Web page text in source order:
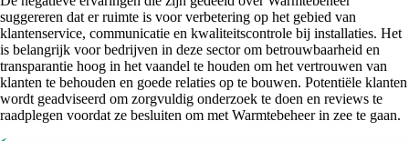
suggereren dat er ruimte is voor verbetering op het gebied van
klantenservice, communicatie en kwaliteitscontrole bij installaties. Het
is belangrijk voor bedrijven in deze sector om betrouwbaarheid en
transparantie hoog in het vaandel te houden om het vertrouwen van
klanten te behouden en goede relaties op te bouwen. Potentiële klanten
wordt geadviseerd om zorgvuldig onderzoek te doen en reviews te
raadplegen voordat ze besluiten om met Warmtebeheer in zee te gaan.